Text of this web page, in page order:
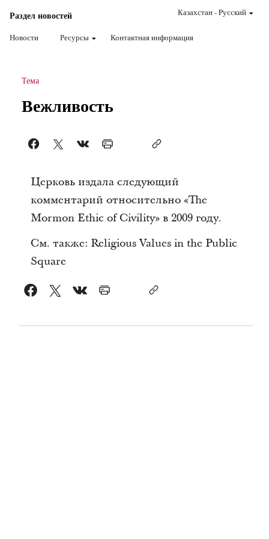
Раздел новостей
Новости Ресурсы Контактная информация
Казахстан-Pусский
Тема
Вежливость
Церковь издала следующий
комментарий относительно «The
Mormon Ethic of Civility» в 2009 году.
См. также: Religious Values in the Public
Square